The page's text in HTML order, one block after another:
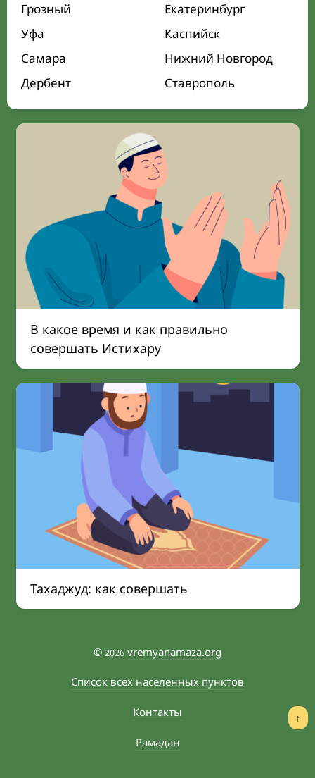
Грозный
Екатеринбург
Уфа
Каспийск
Самара
Нижний Новгород
Дербент
Ставрополь
В какое время и как правильно
совершать Истихару
Тахаджуд: как совершать
© 2026 vremyanamaza.org
Список всех населенных пунктов
Контакты
Рамадан
↑